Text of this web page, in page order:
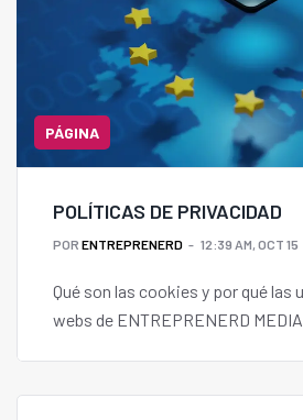
PÁGINA
POLÍTICAS DE PRIVACIDAD
POR ENTREPRENERD 12:39 AM, OCT 15
Qué son las cookies y por qué las
webs de ENTREPRENERD MEDIA